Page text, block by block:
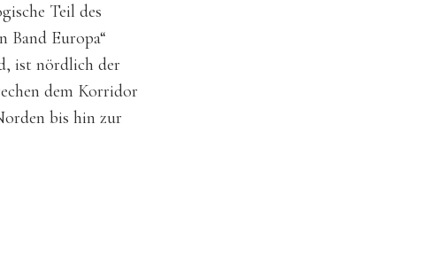
Teil des
Band Europa“
ist nördlich der
dem Korridor
bis hin zur